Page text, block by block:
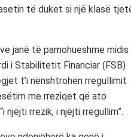
të duket si një klasë
janë të pamohueshme midis
i Stabilitetit Financiar (FSB)
t’i nënshtrohen rregullimit
me rreziqet që ato
njëjti rrezik, i njëjti rregullim”.